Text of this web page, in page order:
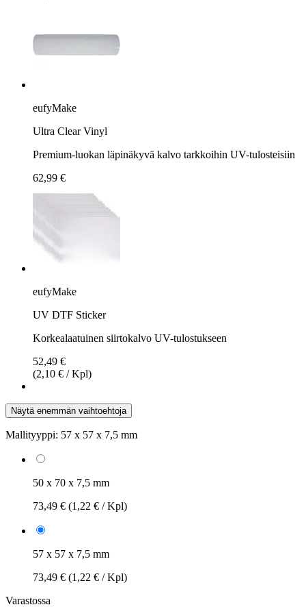
eufyMake
Ultra Clear Vinyl
Premium-luokan läpinäkyvä kalvo tarkkoihin UV-tulosteisiin
62,99 €
eufyMake
UV DTF Sticker
Korkealaatuinen siirtokalvo UV-tulostukseen
52,49 €
(2,10 € / Kpl)
Näytä enemmän vaihtoehtoja
Mallityyppi: 57 x 57 x 7,5 mm
50 x 70 x 7,5 mm
73,49 € (1,22 € / Kpl)
57 x 57 x 7,5 mm
73,49 € (1,22 € / Kpl)
Varastossa